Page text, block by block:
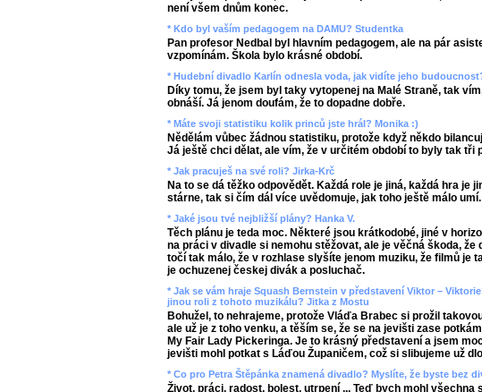
není všem dnům konec.
* Kdo byl vaším pedagogem na DAMU? Studentka
Pan profesor Nedbal byl hlavním pedagogem, ale na pár
vzpomínám. Škola bylo krásné období.
* Hudební divadlo Karlín odnesla voda, jak vidíte jeho
Díky tomu, že jsem byl taky vytopenej na Malé Straně, tak
obnáší. Já jenom doufám, že to dopadne dobře.
* Máte svoji statistiku kolik princů jste hrál? Monika :)
Nědělám vůbec žádnou statistiku, protože když někdo
Já ještě chci dělat, ale vím, že v určitém období to byly tak tři
* Jak pracuješ na své roli? Jirka-Krč
Na to se dá těžko odpovědět. Každá role je jiná, každá hra je
stárne, tak si čím dál více uvědomuje, jak toho ještě málo umí.
* Jaké jsou tvé nejbližší plány? Hanka V.
Těch plánu je teda moc. Některé jsou krátkodobé, jiné v
na práci v divadle si nemohu stěžovat, ale je věčná škoda, že
točí tak málo, že v rozhlase slyšíte jenom muziku, že filmů je
je ochuzenej českej divák a posluchač.
* Jak se vám hraje Squash Bernstein v představení Viktor –
jinou roli z tohoto muzikálu? Jitka z Mostu
Bohužel, to nehrajeme, protože Vláďa Brabec si prožil
ale už je z toho venku, a těším se, že se na jevišti zase
My Fair Lady Pickeringa. Je to krásný představení a jsem
jevišti mohl potkat s Láďou Županičem, což si slibujeme už
* Co pro Petra Štěpánka znamená divadlo? Myslíte, že byste bez
Život, práci, radost, bolest, utrpení ... Teď bych mohl všechna